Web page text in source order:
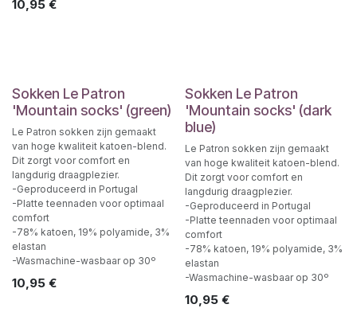
10,95 €
Sokken Le Patron
'Mountain socks' (green)
Le Patron sokken zijn gemaakt
van hoge kwaliteit katoen-blend.
Dit zorgt voor comfort en
langdurig draagplezier.
-Geproduceerd in Portugal
-Platte teennaden voor optimaal
comfort
-78% katoen, 19% polyamide, 3%
elastan
-Wasmachine-wasbaar op 30º
10,95 €
Sokken Le Patron
'Mountain socks' (dark
blue)
Le Patron sokken zijn gemaakt
van hoge kwaliteit katoen-blend.
Dit zorgt voor comfort en
langdurig draagplezier.
-Geproduceerd in Portugal
-Platte teennaden voor optimaal
comfort
-78% katoen, 19% polyamide, 3%
elastan
-Wasmachine-wasbaar op 30º
10,95€